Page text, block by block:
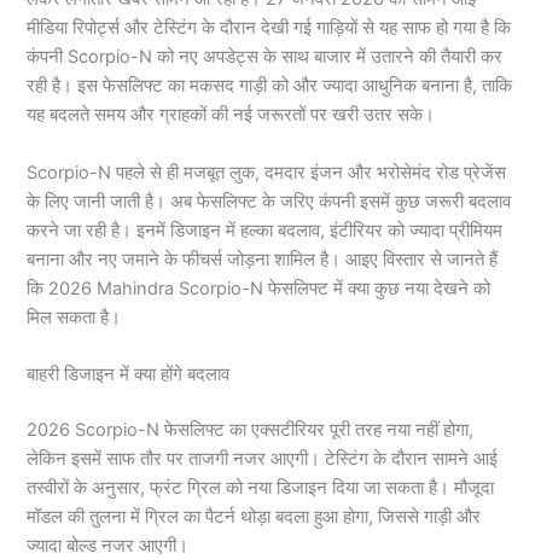
मीडिया रिपोर्ट्स और टेस्टिंग के दौरान देखी गई गाड़ियों से यह साफ हो गया है कि
कंपनी Scorpio-N को नए अपडेट्स के साथ बाजार में उतारने की तैयारी कर
रही है। इस फेसलिफ्ट का मकसद गाड़ी को और ज्यादा आधुनिक बनाना है, ताकि
यह बदलते समय और ग्राहकों की नई जरूरतों पर खरी उतर सके।
Scorpio-N पहले से ही मजबूत लुक, दमदार इंजन और भरोसेमंद रोड प्रेजेंस
के लिए जानी जाती है। अब फेसलिफ्ट के जरिए कंपनी इसमें कुछ जरूरी बदलाव
करने जा रही है। इनमें डिजाइन में हल्का बदलाव, इंटीरियर को ज्यादा प्रीमियम
बनाना और नए जमाने के फीचर्स जोड़ना शामिल है। आइए विस्तार से जानते हैं
कि 2026 Mahindra Scorpio-N फेसलिफ्ट में क्या कुछ नया देखने को
मिल सकता है।
बाहरी डिजाइन में क्या होंगे बदलाव
2026 Scorpio-N फेसलिफ्ट का एक्सटीरियर पूरी तरह नया नहीं होगा,
लेकिन इसमें साफ तौर पर ताजगी नजर आएगी। टेस्टिंग के दौरान सामने आई
तस्वीरों के अनुसार, फ्रंट ग्रिल को नया डिजाइन दिया जा सकता है। मौजूदा
मॉडल की तुलना में ग्रिल का पैटर्न थोड़ा बदला हुआ होगा, जिससे गाड़ी और
ज्यादा बोल्ड नजर आएगी।